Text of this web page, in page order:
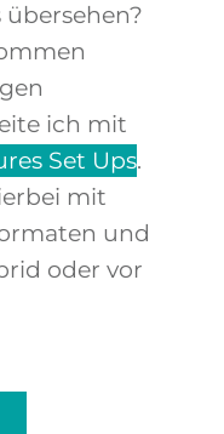
ich mit
Set Ups.
mit
und
oder vor